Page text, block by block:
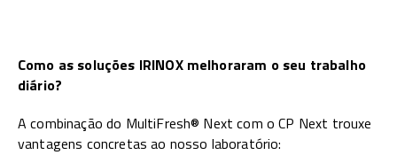
Como as soluções IRINOX melhoraram o seu trabalho
diário?
A combinação do MultiFresh® Next com o CP Next trouxe
vantagens concretas ao nosso laboratório: